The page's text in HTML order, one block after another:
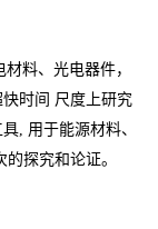
料、光电器件，
时间 尺度上研究
, 用于能源材料、
探究和论证。